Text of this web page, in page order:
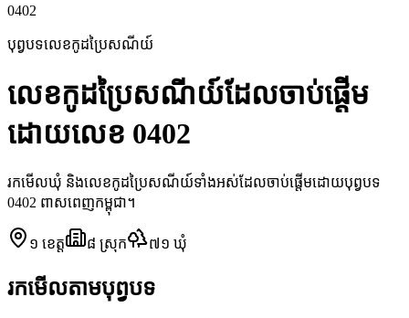
0402
បុព្វបទលេខកូដប្រៃសណីយ៍
លេខកូដប្រៃសណីយ៍ដែលចាប់ផ្តើម
ដោយលេខ 0402
រកមើលឃុំ និងលេខកូដប្រៃសណីយ៍ទាំងអស់ដែលចាប់ផ្តើមដោយបុព្វបទ
0402 ពាសពេញកម្ពុជា។
១ ខេត្ត ៨ ស្រុក ៧១ ឃុំ
រកមើលតាមបុព្វបទ